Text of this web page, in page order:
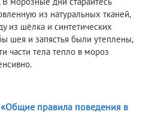
из натуральных тканей,
из шёлка и синтетических
шея и запястья были утеплены,
части тела тепло в мороз
правила поведения в